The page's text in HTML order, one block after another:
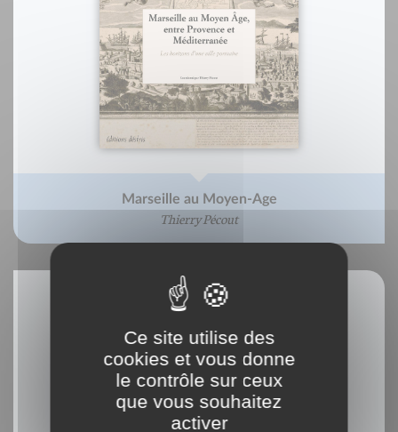
Marseille au Moyen-Age
Thierry Pécout
Ce site utilise des
cookies et vous donne
le contrôle sur ceux
que vous souhaitez
activer